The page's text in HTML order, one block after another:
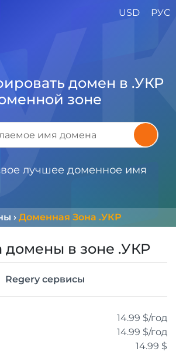
USD РУС
домен в .УКР
зоне
лучшее доменное имя
› Доменная Зона .УКР
домены в зоне .УКР
Regery сервисы
14.99 $/год
14.99 $/год
14.99 $